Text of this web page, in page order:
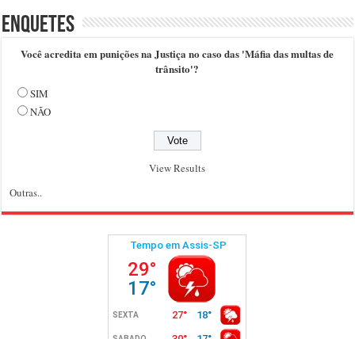
Enquetes
Você acredita em punições na Justiça no caso das 'Máfia das multas de
trânsito'?
SIM
NÃO
View Results
Outras..